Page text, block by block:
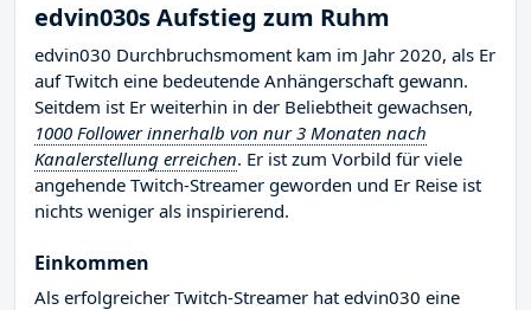
edvin030s Aufstieg zum Ruhm
edvin030 Durchbruchsmoment kam im Jahr 2020, als Er
auf Twitch eine bedeutende Anhängerschaft gewann.
Seitdem ist Er weiterhin in der Beliebtheit gewachsen,
1000 Follower innerhalb von nur 3 Monaten nach
Kanalerstellung erreichen. Er ist zum Vorbild für viele
angehende Twitch-Streamer geworden und Er Reise ist
nichts weniger als inspirierend.
Einkommen
Als erfolgreicher Twitch-Streamer hat edvin030 eine